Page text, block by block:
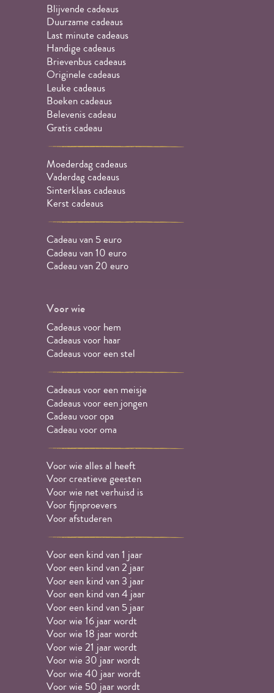
Blijvende cadeaus
Duurzame cadeaus
Last minute cadeaus
Handige cadeaus
Brievenbus cadeaus
Originele cadeaus
Leuke cadeaus
Boeken cadeaus
Belevenis cadeau
Gratis cadeau
Moederdag cadeaus
Vaderdag cadeaus
Sinterklaas cadeaus
Kerst cadeaus
Cadeau van 5 euro
Cadeau van 10 euro
Cadeau van 20 euro
Voor wie
Cadeaus voor hem
Cadeaus voor haar
Cadeaus voor een stel
Cadeaus voor een meisje
Cadeaus voor een jongen
Cadeau voor opa
Cadeau voor oma
Voor wie alles al heeft
Voor creatieve geesten
Voor wie net verhuisd is
Voor fijnproevers
Voor afstuderen
Voor een kind van 1 jaar
Voor een kind van 2 jaar
Voor een kind van 3 jaar
Voor een kind van 4 jaar
Voor een kind van 5 jaar
Voor wie 16 jaar wordt
Voor wie 18 jaar wordt
Voor wie 21 jaar wordt
Voor wie 30 jaar wordt
Voor wie 40 jaar wordt
Voor wie 50 jaar wordt